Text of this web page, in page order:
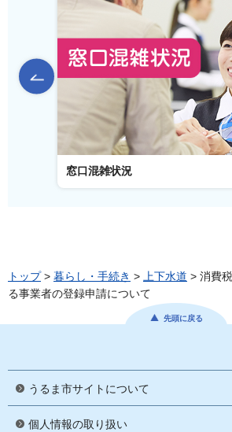
前のスライドを表示
窓口混雑状況
トップ> 暮らし・手続き > 上下水道 > 消費
る事業者の登録申請について
先頭に戻る
うるま市サイトについて
個人情報の取り扱い